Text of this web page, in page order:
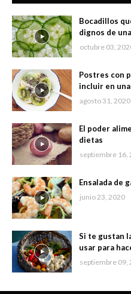
Bocadillos
dignos de
octubre 03,
Postres con
incluir en
agosto 31, 2020
El poder
dietas
septiembre 16,
Ensalada de
junio 23, 2020
Si te gustan
usar para
septiembre 09,